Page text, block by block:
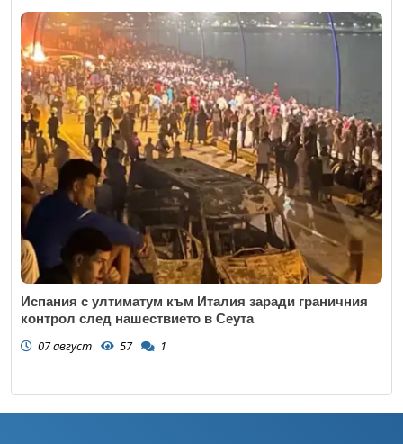
Испания с ултиматум към Италия заради граничния
контрол след нашествието в Сеута
07 август 57 1